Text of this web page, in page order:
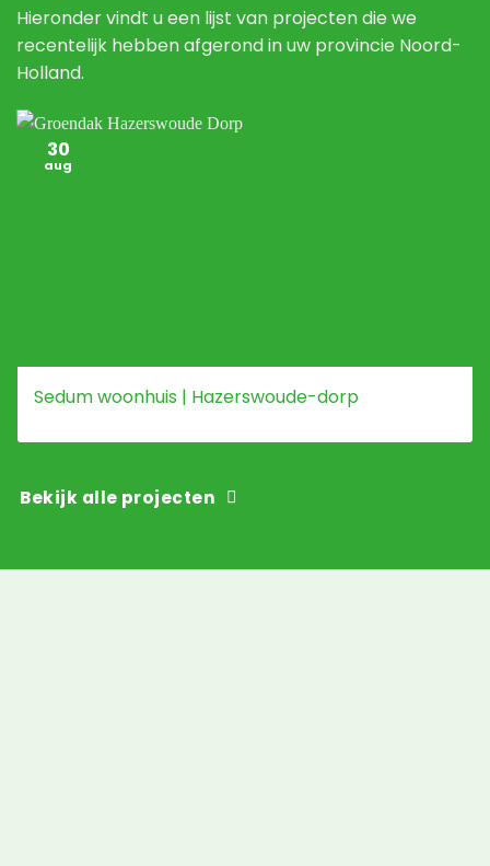
Hieronder vindt u een lijst van projecten die we
recentelijk hebben afgerond in uw provincie Noord-
Holland.
Sedum woonhuis | Hazerswoude-dorp
30
aug
Bekijk alle projecten